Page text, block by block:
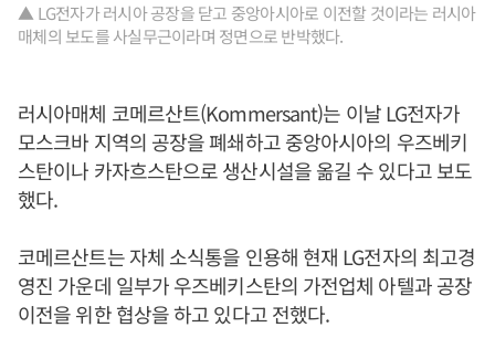
▲ LG전자가 러시아 공장을 닫고 중앙아시아로 이전할 것이라는 러시아
매체의 보도를 사실무근이라며 정면으로 반박했다.
러시아매체 코메르산트(Kommersant)는 이날 LG전자가
모스크바 지역의 공장을 폐쇄하고 중앙아시아의 우즈베키
스탄이나 카자흐스탄으로 생산시설을 옮길 수 있다고 보도
했다.
코메르산트는 자체 소식통을 인용해 현재 LG전자의 최고경
영진 가운데 일부가 우즈베키스탄의 가전업체 아텔과 공장
이전을 위한 협상을 하고 있다고 전했다.